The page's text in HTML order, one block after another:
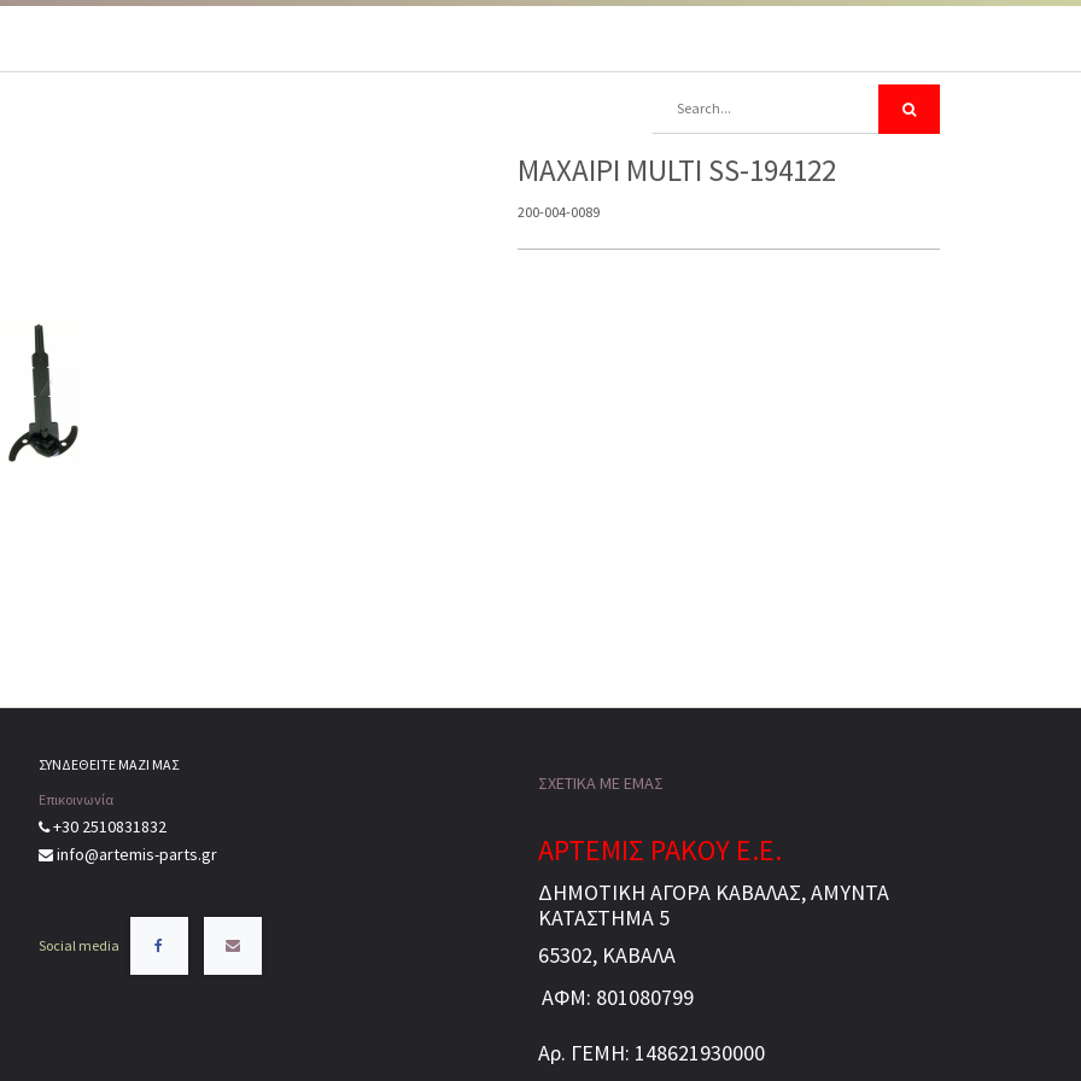
ΜΑXAIPI MULTI SS-194122
200-004-0089
ΣΥΝΔΕΘΕΙΤΕ ΜΑΖΙ ΜΑΣ
Επικοινωνία
+30 2510831832
info@artemis-parts.gr
Social media
ΣΧΕΤΙΚΑ ΜΕ ΕΜΑΣ
ΑΡΤΕΜΙΣ ΡΑΚΟΥ Ε.Ε.
ΔΗΜΟΤΙΚΗ ΑΓΟΡΑ ΚΑΒΑΛΑΣ, ΑΜΥΝΤΑ
ΚΑΤΑΣΤΗΜΑ 5
65302, ΚΑΒΑΛΑ
ΑΦΜ: 801080799
Αρ. ΓΕΜΗ: 148621930000